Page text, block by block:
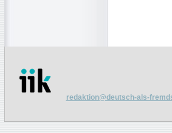
redaktion@deutsch-als-